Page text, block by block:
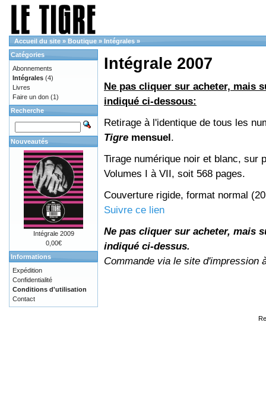
Accueil du site » Boutique » Intégrales »
Intégrale 2007
Ne pas cliquer sur acheter, mais
indiqué ci-dessous:
Retirage à l'identique de tous les
Tigre mensuel.
Tirage numérique noir et blanc, sur
Volumes I à VII, soit 568 pages.
Couverture rigide, format normal
Suivre ce lien
Ne pas cliquer sur acheter, mais
indiqué ci-dessus.
Commande via le site d'impression
Catégories
Abonnements
Intégrales (4)
Livres
Faire un don (1)
Recherche
Nouveautés
Intégrale 2009
0,00€
Informations
Expédition
Confidentialité
Conditions d'utilisation
Contact